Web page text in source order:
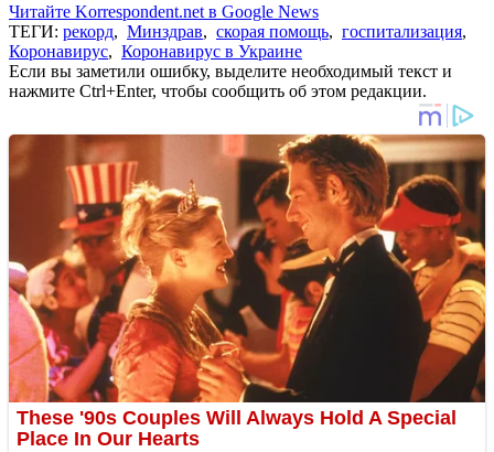
Читайте Korrespondent.net в Google News
ТЕГИ: рекорд, Минздрав, скорая помощь, госпитализация,
Коронавирус, Коронавирус в Украине
Если вы заметили ошибку, выделите необходимый текст и
нажмите Ctrl+Enter, чтобы сообщить об этом редакции.